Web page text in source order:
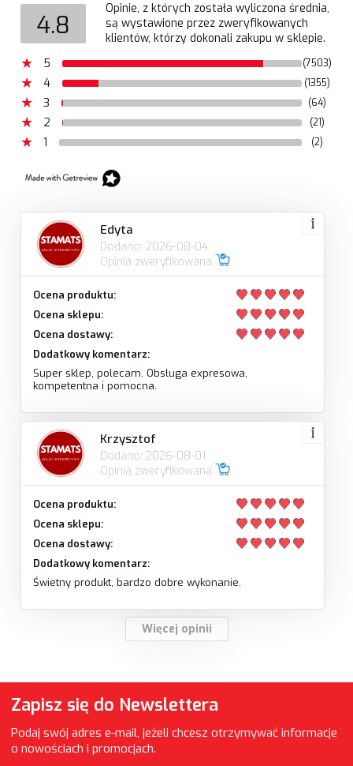
4.8
Opinie, z których została wyliczona średnia,
są wystawione przez zweryfikowanych
klientów, którzy dokonali zakupu w sklepie.
5
(7503)
4 (1355)
3 (64)
2 (21)
1 (2)
Edyta
Dodano: 2026-08-04
Opinia zweryfikowana
Ocena produktu:
Ocena sklepu:
Ocena dostawy:
Dodatkowy komentarz:
Super sklep, polecam. Obsługa expresowa,
kompetentna i pomocna.
Krzysztof
Dodano: 2026-08-01
Opinia zweryfikowana
Ocena produktu:
Ocena sklepu:
Ocena dostawy:
Dodatkowy komentarz:
Świetny produkt, bardzo dobre wykonanie.
Więcej opinii
Zapisz się do Newslettera
Podaj swój adres e-mail, jeżeli chcesz otrzymywać informacje
o nowościach i promocjach.